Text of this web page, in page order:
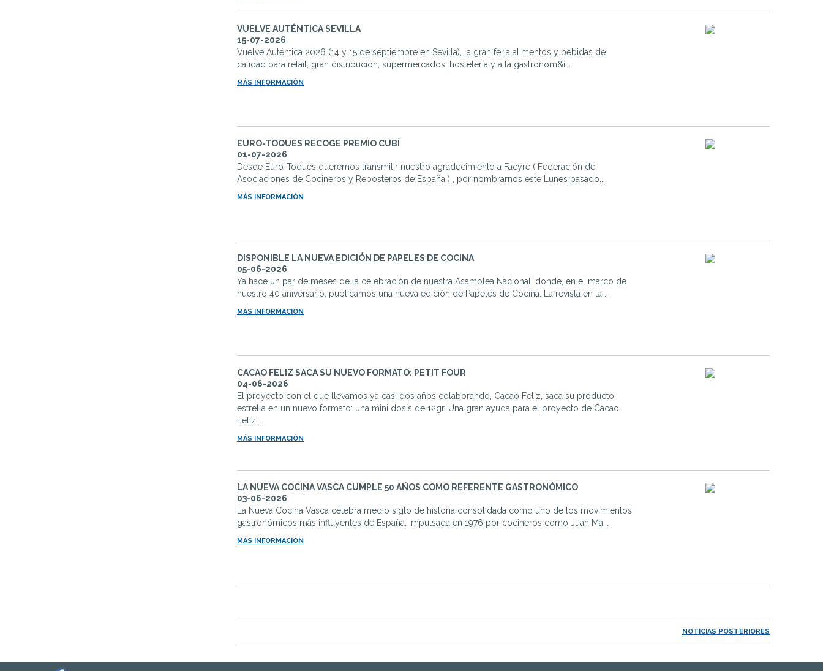
VUELVE AUTÉNTICA SEVILLA
15-07-2026
Vuelve Auténtica 2026 (14 y 15 de septiembre en Sevilla), la gran feria alimentos y bebidas de
calidad para retail, gran distribución, supermercados, hostelería y alta gastronom&i...
MÁS INFORMACIÓN
EURO-TOQUES RECOGE PREMIO CUBÍ
01-07-2026
Desde Euro-Toques queremos transmitir nuestro agradecimiento a Facyre ( Federación de
Asociaciones de Cocineros y Reposteros de España ) , por nombrarnos este Lunes pasado...
MÁS INFORMACIÓN
DISPONIBLE LA NUEVA EDICIÓN DE PAPELES DE COCINA
05-06-2026
Ya hace un par de meses de la celebración de nuestra Asamblea Nacional, donde, en el marco de
nuestro 40 aniversario, publicamos una nueva edición de Papeles de Cocina. La revista en la ...
MÁS INFORMACIÓN
CACAO FELIZ SACA SU NUEVO FORMATO: PETIT FOUR
04-06-2026
El proyecto con el que llevamos ya casi dos años colaborando, Cacao Feliz, saca su producto
estrella en un nuevo formato: una mini dosis de 12gr. Una gran ayuda para el proyecto de Cacao
Feliz....
MÁS INFORMACIÓN
LA NUEVA COCINA VASCA CUMPLE 50 AÑOS COMO REFERENTE GASTRONÓMICO
03-06-2026
La Nueva Cocina Vasca celebra medio siglo de historia consolidada como uno de los movimientos
gastronómicos más influyentes de España. Impulsada en 1976 por cocineros como Juan Ma...
MÁS INFORMACIÓN
NOTICIAS POSTERIORES